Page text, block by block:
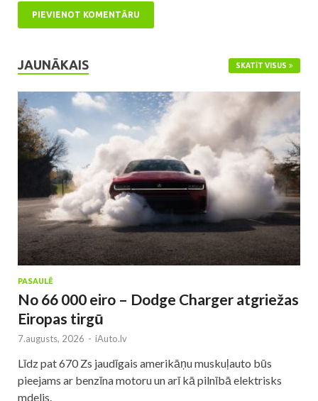
JAUNĀKAIS SKATĪT VISUS
PASAULĒ
No 66 000 eiro – Dodge Charger atgriežas
Eiropas tirgū
7.augusts, 2026 - iAuto.lv
Līdz pat 670 Zs jaudīgais amerikāņu muskuļauto būs
pieejams ar benzīna motoru un arī kā pilnībā elektrisks
mdelis.